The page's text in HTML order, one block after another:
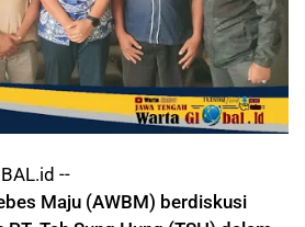
--
Maju (AWBM) berdiskusi